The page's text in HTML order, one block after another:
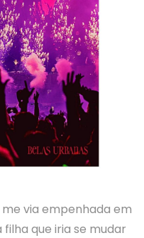
via empenhada em
que iria se mudar